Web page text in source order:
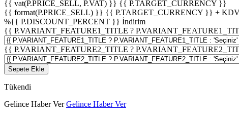
{{ vat(P.PRICE_SELL, P.VAT) }} {{ P.TARGET_CURRENCY }}
{{ format(P.PRICE_SELL) }} {{ P.TARGET_CURRENCY }} +
%{{ P.DISCOUNT_PERCENT }} İndirim
{{ P.VARIANT_FEATURE1_TITLE ?
{{ P.VARIANT_FEATURE2_TITLE ?
Sepete Ekle
Tükendi
Gelince Haber Ver Gelince Haber Ver